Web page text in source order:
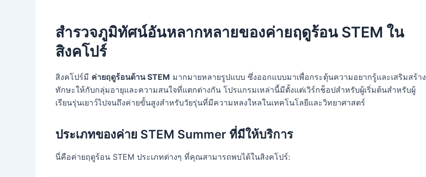
สำรวจภูมิทัศน์อันหลากหลายของค่ายฤดูร้อน STEM ใน
สิงคโปร์
สิงคโปร์มี ค่ายฤดูร้อนด้าน STEM มากมายหลายรูปแบบ ซึ่งออกแบบมาเพื่อกระตุ้นความอยากรู้และเสริมสร้าง
ทักษะให้กับกลุ่มอายุและความสนใจที่แตกต่างกัน โปรแกรมเหล่านี้มีตั้งแต่เวิร์กช็อปสำหรับผู้เริ่มต้นสำหรับผู้
เรียนรุ่นเยาว์ไปจนถึงค่ายขั้นสูงสำหรับวัยรุ่นที่มีความหลงใหลในเทคโนโลยีและวิทยาศาสตร์
ประเภทของค่าย STEM Summer ที่มีให้บริการ
นี่คือค่ายฤดูร้อน STEM ประเภทต่างๆ ที่คุณสามารถพบได้ในสิงคโปร์: